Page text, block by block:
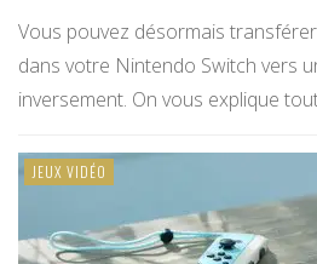
Vous pouvez désormais
dans votre Nintendo Switch vers
inversement. On vous explique
JEUX VIDÉO